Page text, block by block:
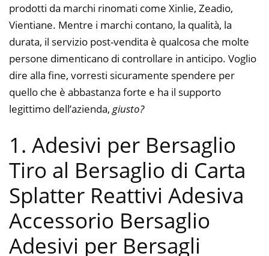
prodotti da marchi rinomati come Xinlie, Zeadio,
Vientiane. Mentre i marchi contano, la qualità, la
durata, il servizio post-vendita è qualcosa che molte
persone dimenticano di controllare in anticipo. Voglio
dire alla fine, vorresti sicuramente spendere per
quello che è abbastanza forte e ha il supporto
legittimo dell’azienda, giusto?
1. Adesivi per Bersaglio
Tiro al Bersaglio di Carta
Splatter Reattivi Adesiva
Accessorio Bersaglio
Adesivi per Bersagli